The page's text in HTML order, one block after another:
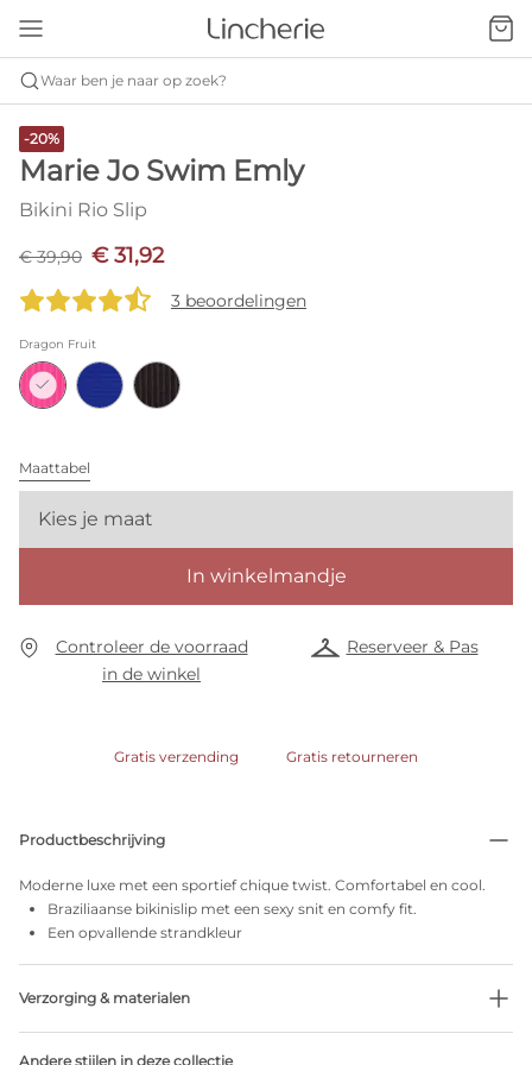
Waar ben je naar op zoek?
-20%
Marie Jo Swim Emly
Bikini Rio Slip
€ 39,90 € 31,92
3 beoordelingen
Dragon Fruit
Maattabel
Kies je maat
In winkelmandje
Controleer de voorraad
in de winkel
Reserveer & Pas
Gratis verzending Gratis retourneren
Productbeschrijving
Moderne luxe met een sportief chique twist. Comfortabel en cool.
Braziliaanse bikinislip met een sexy snit en comfy fit.
Een opvallende strandkleur
Verzorging & materialen
Andere stijlen in deze collectie